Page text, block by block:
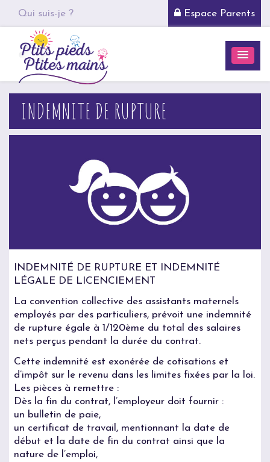
Qui suis-je ? Espace Parents
INDEMNITE DE RUPTURE
INDEMNITÉ DE RUPTURE ET INDEMNITÉ
LÉGALE DE LICENCIEMENT
La convention collective des assistants maternels
employés par des particuliers, prévoit une indemnité
de rupture égale à 1/120ème du total des salaires
nets perçus pendant la durée du contrat.
Cette indemnité est exonérée de cotisations et
d’impôt sur le revenu dans les limites fixées par la loi.
Les pièces à remettre :
Dès la fin du contrat, l’employeur doit fournir :
un bulletin de paie,
un certificat de travail, mentionnant la date de
début et la date de fin du contrat ainsi que la
nature de l’emploi,